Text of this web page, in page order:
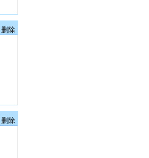
删除
删除